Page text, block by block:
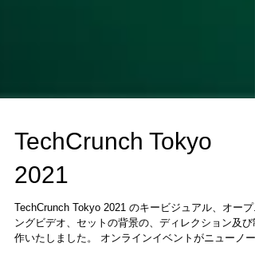
TechCrunch Tokyo
2021
TechCrunch Tokyo 2021 のキービジュアル、オープ